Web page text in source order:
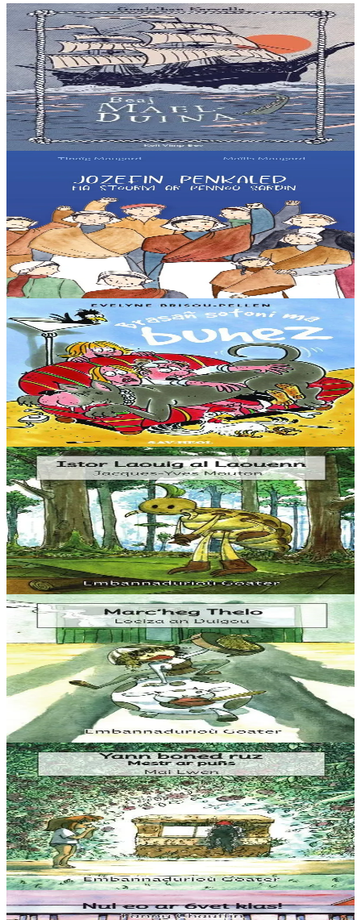
9 ans et plus
Keit vimp bev
Beaj Mael-Duina
Dans les îles d’Aran en Irlande, au Moyen Âge, un jeune chasseur
est avalé par un dragon. Il vit toujours dans le ventre du monstre. Sa
soeur Mael-Duina va...
En stock8,00 €
9 ans et plus
Jozefin Penkaled
La vie des ouvrières est bien difficile dans les conserveries de
Douarnenez, au début du 20ème siècle. Parmi elles, Joséphine
travaille dur à l’usine. Sa vie et...
En stock8,00 €
Sav-heol
La plus grosse bêtise
S’appeler Hilaire et être surnommé Pupuce, c’est agaçant ! Ne pas
avoir le droit de sortir quand on veut, c’est frustrant. Être grondé
parce qu’on est un peu...
En stock7,00 €
3 ans et plus
Goater
Istor Laouig al Laouenn
Une histoire de poux, d’ermite, et de shampoing anti-poux.
Beaucoup d’humour et de clin d’œil dans cette histoire ! Une
histoire facile à lire pour les jeunes...
En stock5,60 €
3 ans et plus
Goater
Marc'heg Thelo
Thelo est un jeune maître crêpier qui nourrit tous les habitants de
Villegourmande. Bubu la vache lui fournit les œufs, et Yaya la poule
lui donne son lait....
En stock5,60 €
3 ans et plus
Goater
Yann boned ruz, Mestr ar puñs
L’histoire (vraie…) d’un petit bonhomme moitié grenouille qui sort
du puits quand les enfants traînent la nuit… Une histoire facile à lire
pour les jeunes...
En stock5,60 €
3 ans et plus
Goater